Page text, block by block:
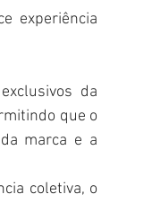
experiência
da
que o
marca e a
coletiva, o